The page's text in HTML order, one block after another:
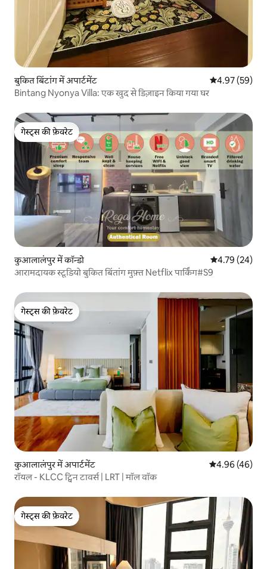
बुकित बिंटांग में अपार्टमेंट औसत रेटिंग 5 में
4.97 (59)
Bintang Nyonya Villa: एक खुद से डिज़ाइन किया गया घर
गेस्ट्स की फ़ेवरेट
गेस्ट्स की फ़ेवरेट
कुआलालंपुर में कॉन्डो औसत रेटिंग 5 में
4.79 (24)
आरामदायक स्टूडियो बुकित बिंतांग मुफ़्त Netflix पार्किंग#S9
गेस्ट्स की फ़ेवरेट
गेस्ट्स की फ़ेवरेट
कुआलालंपुर में अपार्टमेंट औसत रेटिंग 5 में
4.96 (46)
रॉयल - KLCC ट्विन टावर्स | LRT | मॉल वॉक
गेस्ट्स की फ़ेवरेट
गेस्ट्स की फ़ेवरेट